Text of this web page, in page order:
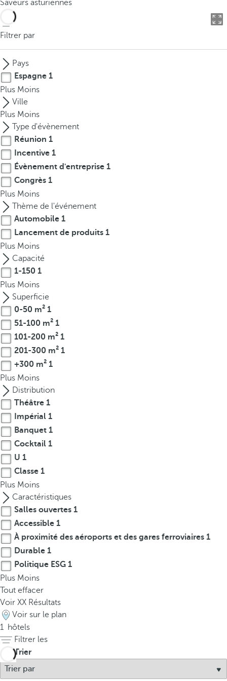
o
c
n
p
r
e
s
s
t
e
d
o
w
n
a
r
r
o
w
k
e
y
o
n
a
v
i
g
a
t
e
o
t
h
e
f
i
r
s
t
o
t
i
o
n
o
n
h
e
Saveurs asturiennes
Filtrer par
Pays
Espagne 1
Plus Moins
Ville
Plus Moins
Type d'évènement
Réunion 1
Incentive 1
Évènement d'entreprise 1
Congrès 1
Plus Moins
Thème de l'événement
Automobile 1
Lancement de produits 1
Plus Moins
Capacité
1-150 1
Plus Moins
Superficie
0-50 m² 1
51-100 m² 1
101-200 m² 1
201-300 m² 1
+300 m² 1
Plus Moins
Distribution
Théâtre 1
Impérial 1
Banquet 1
Cocktail 1
U 1
Classe 1
Plus Moins
Caractéristiques
Salles ouvertes 1
Accessible 1
À proximité des aéroports et des gares ferroviaires 1
Durable 1
Politique ESG 1
Plus Moins
Tout effacer
Voir XX Résultats
Voir sur le plan
1 hôtels
Filtrer les
Trier